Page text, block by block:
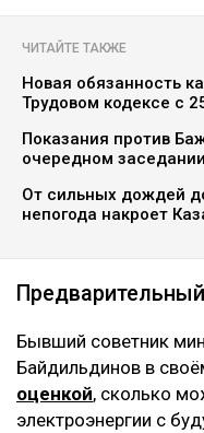
ЧИТАЙТЕ ТАКЖЕ
Новая обязанность
Трудовом кодексе с
Показания против
очередном
От сильных дождей
непогода накроет
Бывший советник
Байдильдинов в
оценкой, сколько
электроэнергии с